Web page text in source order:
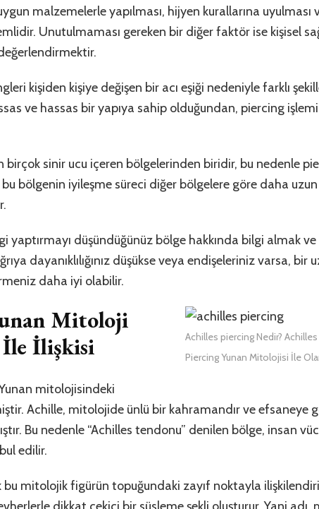
malzemelerle yapılması, hijyen kurallarına uyulması
Unutulmaması gereken bir diğer faktör ise kişisel
kişiden kişiye değişen bir acı eşiği nedeniyle farklı
ve hassas bir yapıya sahip olduğundan, piercing işlemi
sinir ucu içeren bölgelerinden biridir, bu nedenle
bölgenin iyileşme süreci diğer bölgelere göre daha
düşündüğünüz bölge hakkında bilgi almak ve
dayanıklılığınız düşükse veya endişeleriniz varsa, bir
daha iyi olabilir.
Achilles piercing Nedir? Achilles
Piercing Yunan Mitolojisi İle
Mitoloji
İle İlişkisi
mitolojisindeki
Achille, mitolojide ünlü bir kahramandır ve efsaneye
Bu nedenle “Achilles tendonu” denilen bölge, insan
edilir.
bu mitolojik figürün topuğundaki zayıf noktayla